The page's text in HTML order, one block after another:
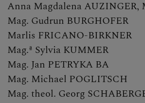
Anna Magdalena AUZINGER,
Mag. Gudrun BURGHOFER
Marlis FRICANO-BIRKNER
Mag.ª Sylvia KUMMER
Mag. Jan PETRYKA BA
Mag. Michael POGLITSCH
Mag. theol. Georg